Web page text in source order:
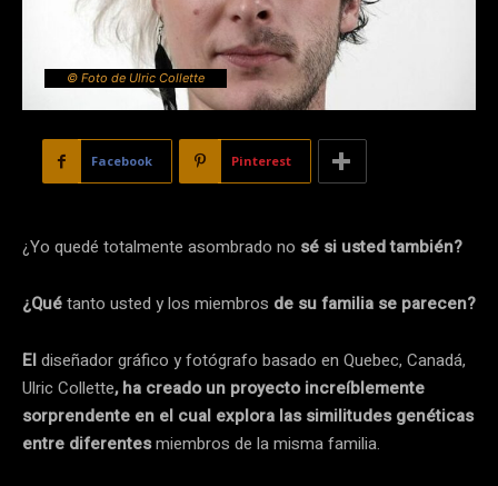
© Foto de Ulric Collette
Facebook Pinterest
¿Yo quedé totalmente asombrado no sé si usted también?
¿Quétanto usted y los miembros de su familia se parecen?
Eldiseñador gráfico y fotógrafo basado en Quebec, Canadá,
Ulric Collette, ha creado un proyecto increíblemente
sorprendente en el cual explora las similitudes genéticas
entre diferentesmiembros de la misma familia.